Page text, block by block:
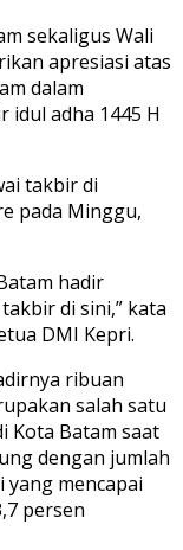
sekaligus Wali
apresiasi atas
dalam
idul adha 1445 H
takbir di
pada Minggu,
hadir
di sini,” kata
DMI Kepri.
ribuan
salah satu
Kota Batam saat
dengan jumlah
mencapai
persen